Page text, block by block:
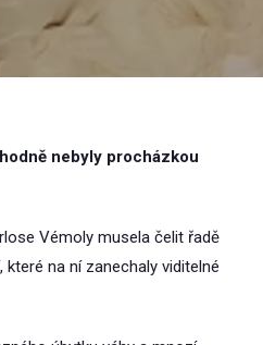
nebyly procházkou
Vémoly musela čelit řadě
na ní zanechaly viditelné